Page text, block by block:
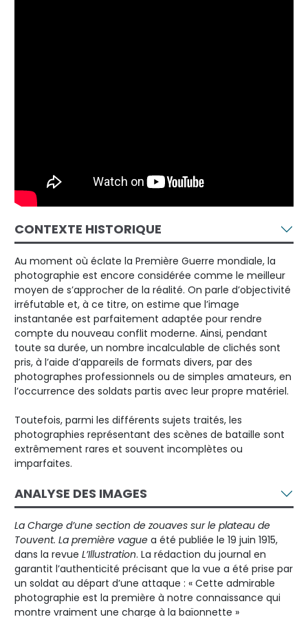
CONTEXTE HISTORIQUE
Au moment où éclate la Première Guerre mondiale, la
photographie est encore considérée comme le meilleur
moyen de s’approcher de la réalité. On parle d’objectivité
irréfutable et, à ce titre, on estime que l’image
instantanée est parfaitement adaptée pour rendre
compte du nouveau conflit moderne. Ainsi, pendant
toute sa durée, un nombre incalculable de clichés sont
pris, à l’aide d’appareils de formats divers, par des
photographes professionnels ou de simples amateurs, en
l’occurrence des soldats partis avec leur propre matériel.
Toutefois, parmi les différents sujets traités, les
photographies représentant des scènes de bataille sont
extrêmement rares et souvent incomplètes ou
imparfaites.
ANALYSE DES IMAGES
La Charge d’une section de zouaves sur le plateau de
Touvent. La première vague a été publiée le 19 juin 1915,
dans la revue L’Illustration. La rédaction du journal en
garantit l’authenticité précisant que la vue a été prise par
un soldat au départ d’une attaque : « Cette admirable
photographie est la première à notre connaissance qui
montre vraiment une charge à la baïonnette »